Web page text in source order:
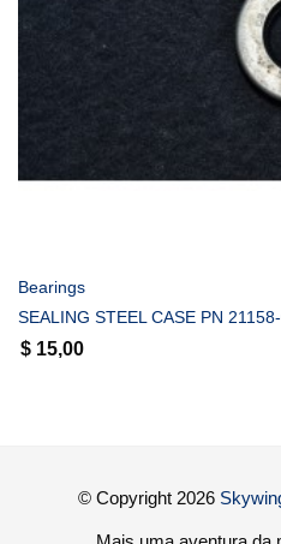
Bearings
SEALING STEEL CASE PN
$ 15,00
© Copyright 2026